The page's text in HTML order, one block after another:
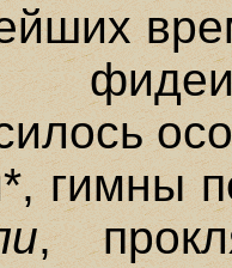
гимны
,